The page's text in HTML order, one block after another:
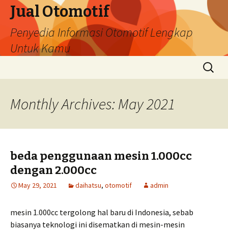
Jual Otomotif
Penyedia Informasi Otomotif Lengkap
Untuk Kamu
Search
for:
Monthly Archives: May 2021
beda penggunaan mesin 1.000cc
dengan 2.000cc
May 29, 2021 daihatsu, otomotif admin
mesin 1.000cc tergolong hal baru di Indonesia, sebab
biasanya teknologi ini disematkan di mesin-mesin